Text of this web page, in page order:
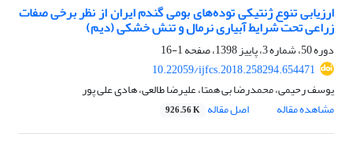
ارزیابی تنوع ژنتیکی توده‌های بومی گندم ایران از نظر برخی صفات
زراعی تحت شرایط آبیاری نرمال و تنش خشکی (دیم)
دوره 50، شماره 3، پاییز 1398، صفحه
1-16
10.22059/ijfcs.2018.258294.654471
یوسف رحیمی، محمدرضا بی همتا، علیرضا طالعی، هادی علی پور
مشاهده مقاله
اصل مقاله 926.56 K